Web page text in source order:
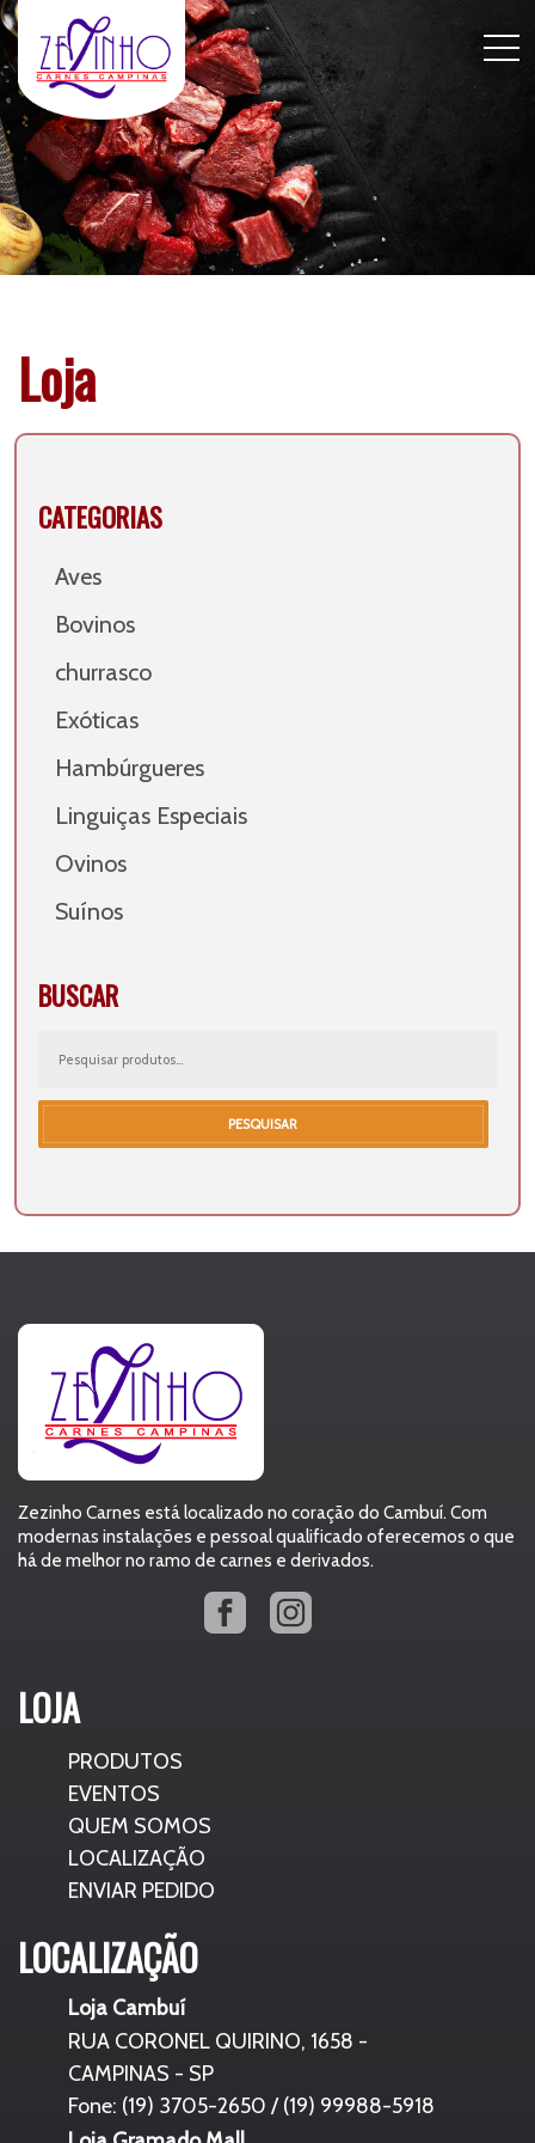
Loja
CATEGORIAS
Aves
Bovinos
churrasco
Exóticas
Hambúrgueres
Linguiças Especiais
Ovinos
Suínos
BUSCAR
PESQUISAR
Zezinho Carnes está localizado no coração do Cambuí. Com
modernas instalações e pessoal qualificado oferecemos o que
há de melhor no ramo de carnes e derivados.
LOJA
PRODUTOS
EVENTOS
QUEM SOMOS
LOCALIZAÇÃO
ENVIAR PEDIDO
LOCALIZAÇÃO
Loja Cambuí
RUA CORONEL QUIRINO, 1658 -
CAMPINAS - SP
Fone: (19) 3705-2650 / (19) 99988-5918